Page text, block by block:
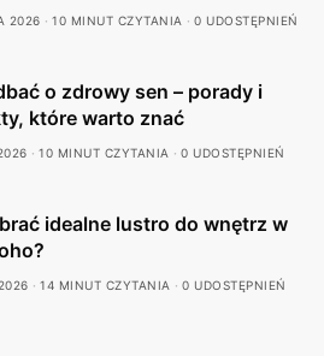
2026 10 MINUT CZYTANIA 0 UDOSTĘPNIEŃ
o zdrowy sen – porady i
które warto znać
10 MINUT CZYTANIA 0 UDOSTĘPNIEŃ
idealne lustro do wnętrz w
14 MINUT CZYTANIA 0 UDOSTĘPNIEŃ